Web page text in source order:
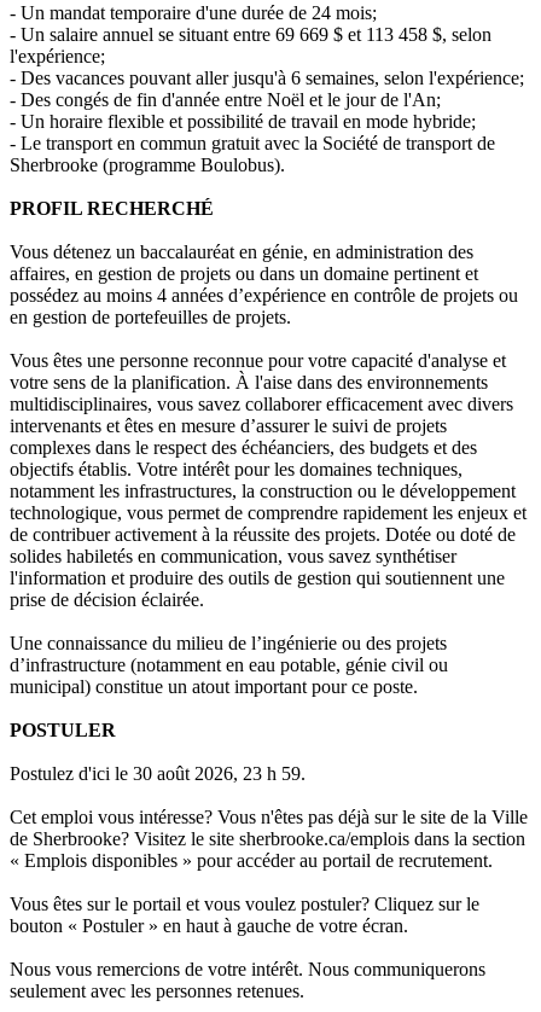
- Un mandat temporaire d'une durée de 24 mois;
- Un salaire annuel se situant entre 69 669 $ et 113 458 $, selon
l'expérience;
- Des vacances pouvant aller jusqu'à 6 semaines, selon l'expérience;
- Des congés de fin d'année entre Noël et le jour de l'An;
- Un horaire flexible et possibilité de travail en mode hybride;
- Le transport en commun gratuit avec la Société de transport de
Sherbrooke (programme Boulobus).
PROFIL RECHERCHÉ
Vous détenez un baccalauréat en génie, en administration des
affaires, en gestion de projets ou dans un domaine pertinent et
possédez au moins 4 années d’expérience en contrôle de projets ou
en gestion de portefeuilles de projets.
Vous êtes une personne reconnue pour votre capacité d'analyse et
votre sens de la planification. À l'aise dans des environnements
multidisciplinaires, vous savez collaborer efficacement avec divers
intervenants et êtes en mesure d’assurer le suivi de projets
complexes dans le respect des échéanciers, des budgets et des
objectifs établis. Votre intérêt pour les domaines techniques,
notamment les infrastructures, la construction ou le développement
technologique, vous permet de comprendre rapidement les enjeux et
de contribuer activement à la réussite des projets. Dotée ou doté de
solides habiletés en communication, vous savez synthétiser
l'information et produire des outils de gestion qui soutiennent une
prise de décision éclairée.
Une connaissance du milieu de l’ingénierie ou des projets
d’infrastructure (notamment en eau potable, génie civil ou
municipal) constitue un atout important pour ce poste.
POSTULER
Postulez d'ici le 30 août 2026, 23 h 59.
Cet emploi vous intéresse? Vous n'êtes pas déjà sur le site de la Ville
de Sherbrooke? Visitez le site sherbrooke.ca/emplois dans la section
« Emplois disponibles » pour accéder au portail de recrutement.
Vous êtes sur le portail et vous voulez postuler? Cliquez sur le
bouton « Postuler » en haut à gauche de votre écran.
Nous vous remercions de votre intérêt. Nous communiquerons
seulement avec les personnes retenues.